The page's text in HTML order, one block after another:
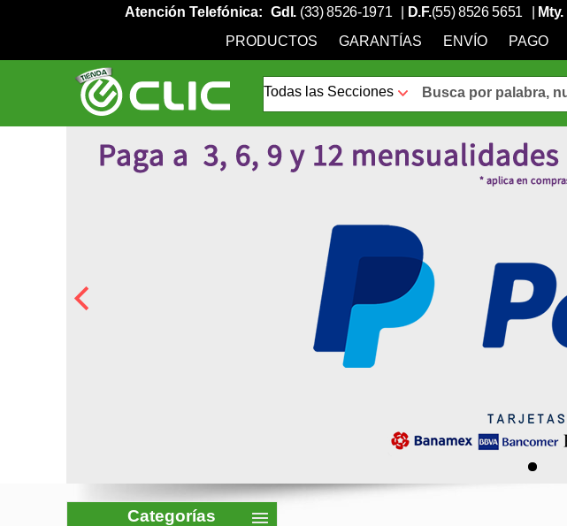
Atención Telefónica: Gdl. (33) 8526-1971 D.F.(55) 8526 5651 Mty.
PRODUCTOS
GARANTÍAS ENVÍO PAGO
Categorías